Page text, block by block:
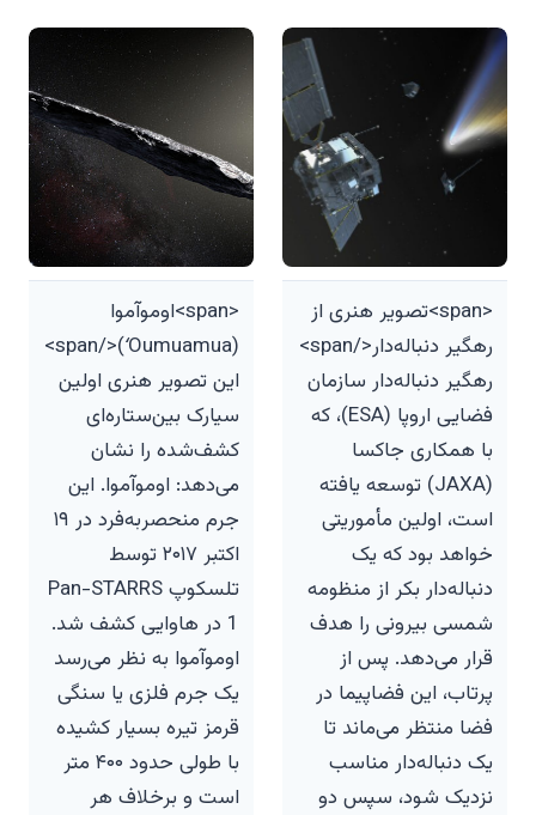
<span>تصویر هنری از
رهگیر دنباله‌دار</span>
رهگیر دنباله‌دار سازمان
فضایی اروپا (ESA)، که
با همکاری جاکسا
(JAXA) توسعه یافته
است، اولین مأموریتی
خواهد بود که یک
دنباله‌دار بکر از منظومه
شمسی بیرونی را هدف
قرار می‌دهد. پس از
پرتاب، این فضاپیما در
فضا منتظر می‌ماند تا
یک دنباله‌دار مناسب
نزدیک شود، سپس دو
<span>اوموآموا
(ʻOumuamua)</span>
این تصویر هنری اولین
سیارک بین‌ستاره‌ای
کشف‌شده را نشان
می‌دهد: اوموآموا. این
جرم منحصربه‌فرد در ۱۹
اکتبر ۲۰۱۷ توسط
تلسکوپ Pan-STARRS
1 در هاوایی کشف شد.
اوموآموا به نظر می‌رسد
یک جرم فلزی یا سنگی
قرمز تیره بسیار کشیده
با طولی حدود ۴۰۰ متر
است و برخلاف هر